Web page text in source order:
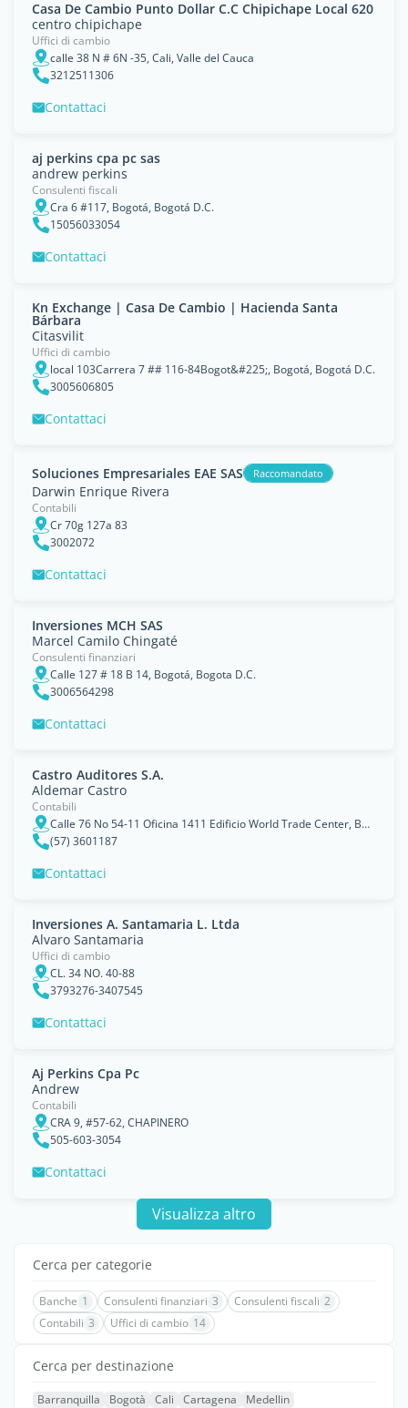
Casa De Cambio Punto Dollar C.C Chipichape Local 620
centro chipichape
Uffici di cambio
calle 38 N # 6N -35, Cali, Valle del Cauca
3212511306
Contattaci
aj perkins cpa pc sas
andrew perkins
Consulenti fiscali
Cra 6 #117, Bogotá, Bogotá D.C.
15056033054
Contattaci
Kn Exchange | Casa De Cambio | Hacienda Santa
Bárbara
Citasvilit
Uffici di cambio
local 103Carrera 7 ## 116-84Bogot&#225;, Bogotá, Bogotá D.C.
3005606805
Contattaci
Soluciones Empresariales EAE SAS Raccomandato
Darwin Enrique Rivera
Contabili
Cr 70g 127a 83
3002072
Contattaci
Inversiones MCH SAS
Marcel Camilo Chingaté
Consulenti finanziari
Calle 127 # 18 B 14, Bogotá, Bogota D.C.
3006564298
Contattaci
Castro Auditores S.A.
Aldemar Castro
Contabili
Calle 76 No 54-11 Oficina 1411 Edificio World Trade Center, Barranquilla
(57) 3601187
Contattaci
Inversiones A. Santamaria L. Ltda
Alvaro Santamaria
Uffici di cambio
CL. 34 NO. 40-88
3793276-3407545
Contattaci
Aj Perkins Cpa Pc
Andrew
Contabili
CRA 9, #57-62, CHAPINERO
505-603-3054
Contattaci
Visualizza altro
Cerca per categorie
Banche 1 Consulenti finanziari 3 Consulenti fiscali 2
Contabili 3 Uffici di cambio 14
Cerca per destinazione
Barranquilla Bogotà Cali Cartagena Medellin